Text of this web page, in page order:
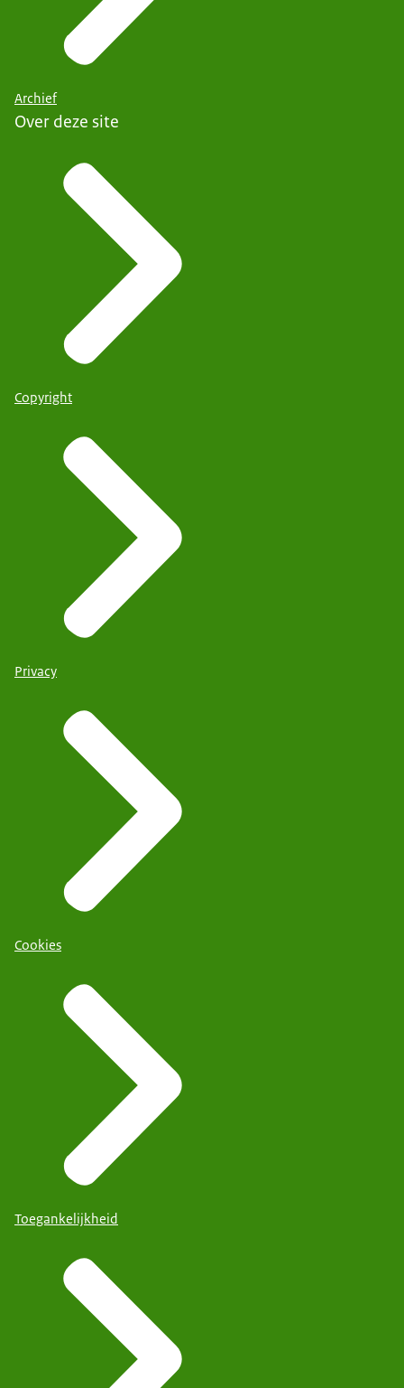
Archief
Over deze site
Copyright
Privacy
Cookies
Toegankelijkheid